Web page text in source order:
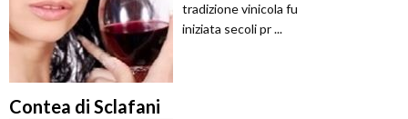
tradizione vinicola fu
iniziata secoli pr ...
Contea di Sclafani